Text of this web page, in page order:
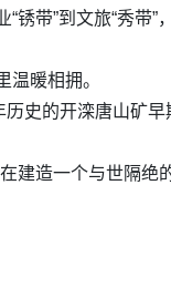
带”到文旅“秀带”
暖相拥。
史的开滦唐山矿
建造一个与世隔绝